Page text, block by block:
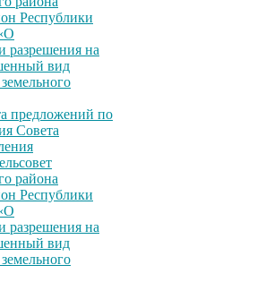
Республики
разрешения на
вид
предложений по
Совета
района
Республики
разрешения на
вид